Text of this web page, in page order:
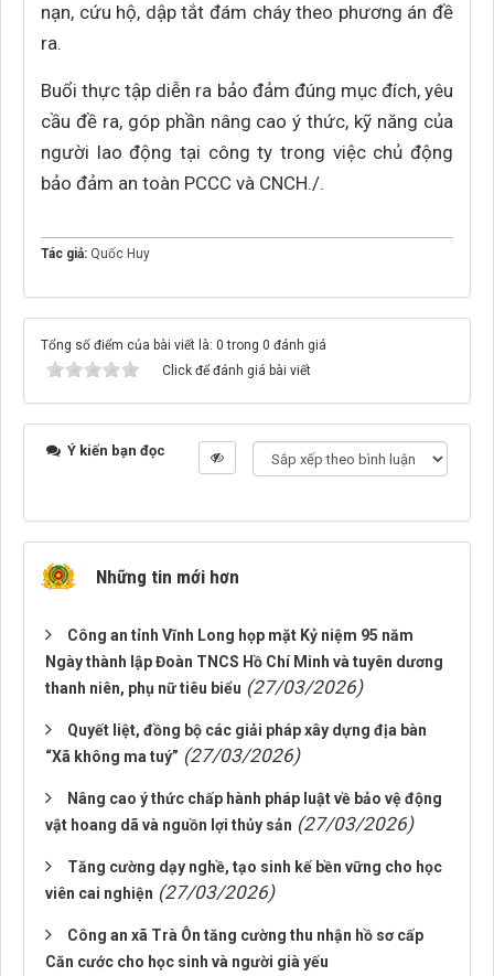
nạn, cứu hộ, dập tắt đám cháy theo phương án đề
ra.
Buổi thực tập diễn ra bảo đảm đúng mục đích, yêu
cầu đề ra, góp phần nâng cao ý thức, kỹ năng của
người lao động tại công ty trong việc chủ động
bảo đảm an toàn PCCC và CNCH./.
Tác giả: Quốc Huy
Tổng số điểm của bài viết là: 0 trong 0 đánh giá
Click để đánh giá bài viết
Ý kiến bạn đọc
Những tin mới hơn
Công an tỉnh Vĩnh Long họp mặt Kỷ niệm 95 năm
Ngày thành lập Đoàn TNCS Hồ Chí Minh và tuyên dương
thanh niên, phụ nữ tiêu biểu (27/03/2026)
Quyết liệt, đồng bộ các giải pháp xây dựng địa bàn
“Xã không ma tuý” (27/03/2026)
Nâng cao ý thức chấp hành pháp luật về bảo vệ động
vật hoang dã và nguồn lợi thủy sản (27/03/2026)
Tăng cường dạy nghề, tạo sinh kế bền vững cho học
viên cai nghiện (27/03/2026)
Công an xã Trà Ôn tăng cường thu nhận hồ sơ cấp
Căn cước cho học sinh và người già yếu